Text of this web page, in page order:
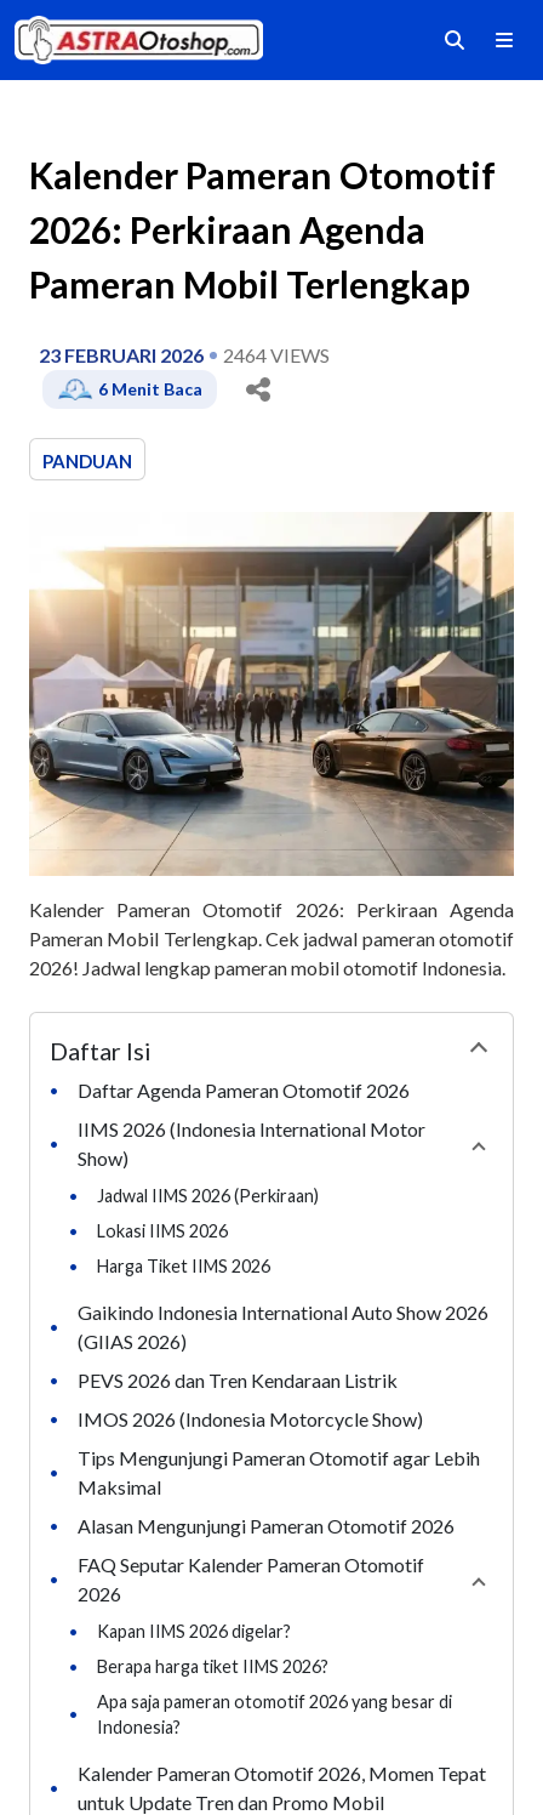
Kalender Pameran Otomotif
2026: Perkiraan Agenda
Pameran Mobil Terlengkap
23 FEBRUARI 2026 2464VIEWS
6 Menit Baca
PANDUAN
Kalender Pameran Otomotif 2026: Perkiraan Agenda
Pameran Mobil Terlengkap. Cek jadwal pameran otomotif
2026! Jadwal lengkap pameran mobil otomotif Indonesia.
Daftar Isi
•
Daftar Agenda Pameran Otomotif 2026
•
IIMS 2026 (Indonesia International Motor
Show)
•
Jadwal IIMS 2026 (Perkiraan)
•
Lokasi IIMS 2026
•
Harga Tiket IIMS 2026
•
Gaikindo Indonesia International Auto Show 2026
(GIIAS 2026)
• PEVS 2026 dan Tren Kendaraan Listrik
• IMOS 2026 (Indonesia Motorcycle Show)
•
Tips Mengunjungi Pameran Otomotif agar Lebih
Maksimal
• Alasan Mengunjungi Pameran Otomotif 2026
•
FAQ Seputar Kalender Pameran Otomotif
2026
•
Kapan IIMS 2026 digelar?
•
Berapa harga tiket IIMS 2026?
•
Apa saja pameran otomotif 2026 yang besar di
Indonesia?
•
Kalender Pameran Otomotif 2026, Momen Tepat
untuk Update Tren dan Promo Mobil